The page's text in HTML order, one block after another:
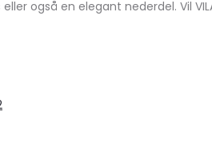
også en elegant nederdel. Vil